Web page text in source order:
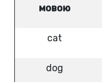
мовою
cat
dog